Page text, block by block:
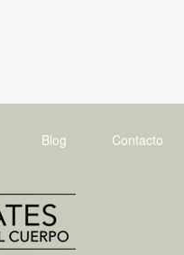
Blog Contacto